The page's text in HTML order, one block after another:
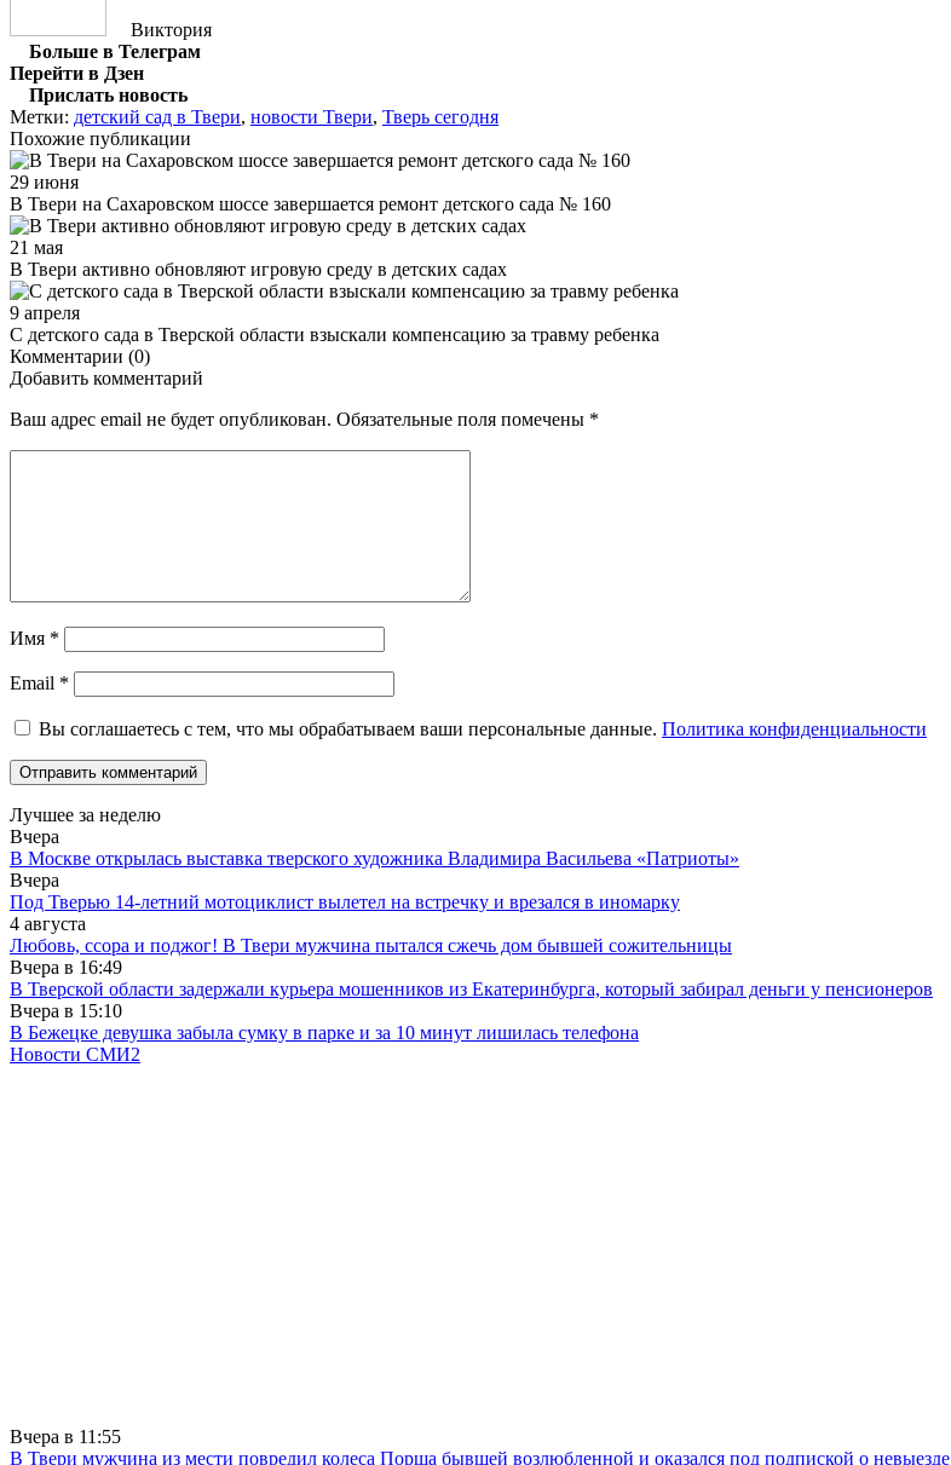
Виктория
Больше в Телеграм
Перейти в Дзен
Прислать новость
Метки: детский сад в Твери, новости Твери, Тверь сегодня
Похожие публикации
29 июня
В Твери на Сахаровском шоссе завершается ремонт детского сада № 160
21 мая
В Твери активно обновляют игровую среду в детских садах
9 апреля
С детского сада в Тверской области взыскали компенсацию за травму ребенка
Комментарии (0)
Добавить комментарий
Ваш адрес email не будет опубликован. Обязательные поля помечены *
Имя *
Email *
Вы соглашаетесь с тем, что мы обрабатываем ваши персональные данные. Политика конфиденциальности
Лучшее за неделю
Вчера
В Москве открылась выставка тверского художника Владимира Васильева «Патриоты»
Вчера
Под Тверью 14-летний мотоциклист вылетел на встречку и врезался в иномарку
4 августа
Любовь, ссора и поджог! В Твери мужчина пытался сжечь дом бывшей сожительницы
Вчера в 16:49
В Тверской области задержали курьера мошенников из Екатеринбурга, который забирал деньги у пенсионеров
Вчера в 15:10
В Бежецке девушка забыла сумку в парке и за 10 минут лишилась телефона
Новости СМИ2
Вчера в 11:55
В Твери мужчина из мести повредил колеса Порша бывшей возлюбленной и оказался под подпиской о невыезде